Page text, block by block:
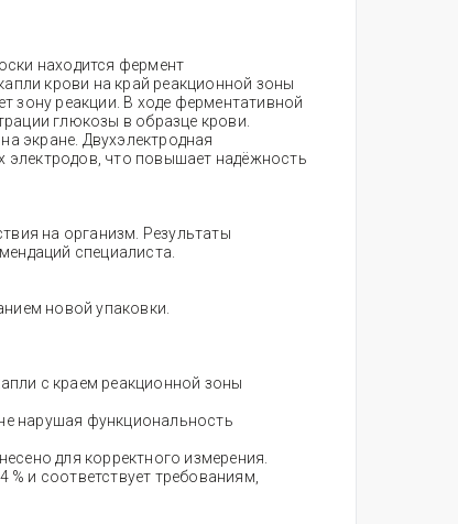
находится фермент
крови на край реакционной зоны
зону реакции. В ходе ферментативной
глюкозы в образце крови.
экране. Двухэлектродная
электродов, что повышает надёжность
на организм. Результаты
специалиста.
новой упаковки.
с краем реакционной зоны
нарушая функциональность
для корректного измерения.
и соответствует требованиям,